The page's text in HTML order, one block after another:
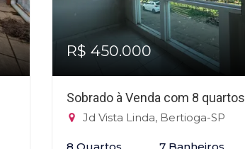
R$ 450.000
Sobrado à Venda com 8 quartos
Jd Vista Linda, Bertioga-SP